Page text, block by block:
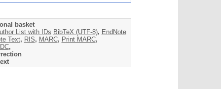
basket
List with IDs BibTeX (UTF-8), EndNote
Text, RIS, MARC, Print MARC,
DC,